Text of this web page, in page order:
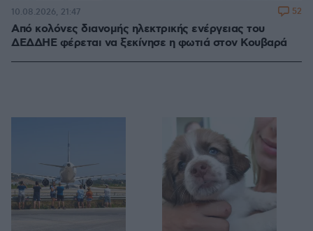
Από κολόνες διανομής ηλεκτρικής ενέργειας του
ΔΕΔΔΗΕ φέρεται να ξεκίνησε η φωτιά στον Κουβαρά
10.08.2026, 21:47 52